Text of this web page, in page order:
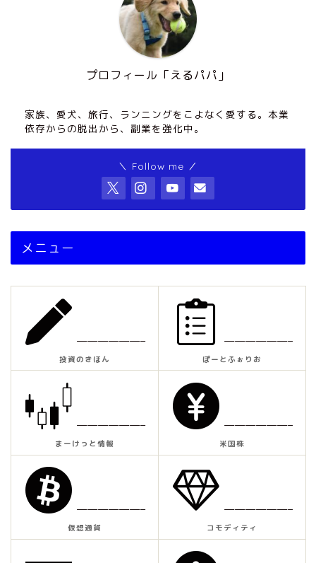
プロフィール「えるパパ」
家族、愛犬、旅行、ランニングをこよなく愛する。本業
依存からの脱出から、副業を強化中。
＼ Follow me ／
メニュー
——————–
投資のきほん
——————–
ぽーとふぉりお
——————–
まーけっと情報
——————–
米国株
——————–
仮想通貨
——————–
コモディティ